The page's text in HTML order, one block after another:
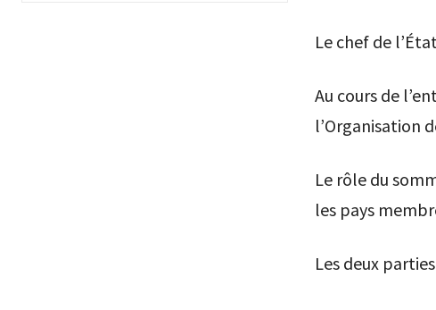
Le chef de
Au cours de
l’Organisation
Le rôle du
les pays
Les deux